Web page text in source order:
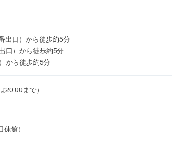
出口）から徒歩約5分
口）から徒歩約5分
から徒歩約5分
まで）
館）